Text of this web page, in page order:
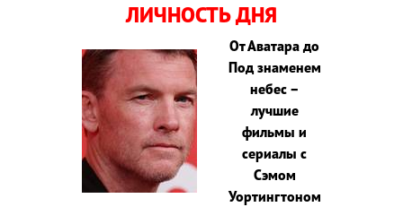
ЛИЧНОСТЬ ДНЯ
От Аватара до
Под знаменем
небес –
лучшие
фильмы и
сериалы с
Сэмом
Уортингтоном